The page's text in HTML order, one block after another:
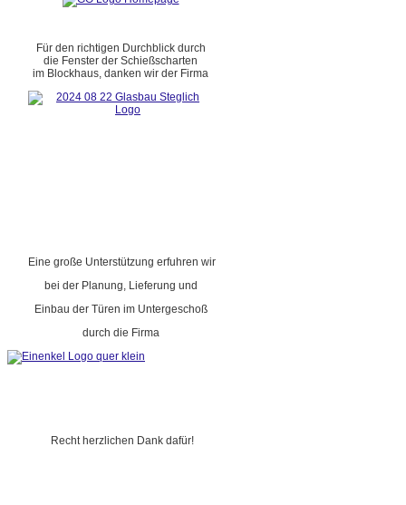
Für den richtigen Durchblick durch
die Fenster der Schießscharten
im Blockhaus, danken wir der Firma
Eine große Unterstützung erfuhren wir
bei der Planung, Lieferung und
Einbau der Türen im Untergeschoß
durch die Firma
Recht herzlichen Dank dafür!